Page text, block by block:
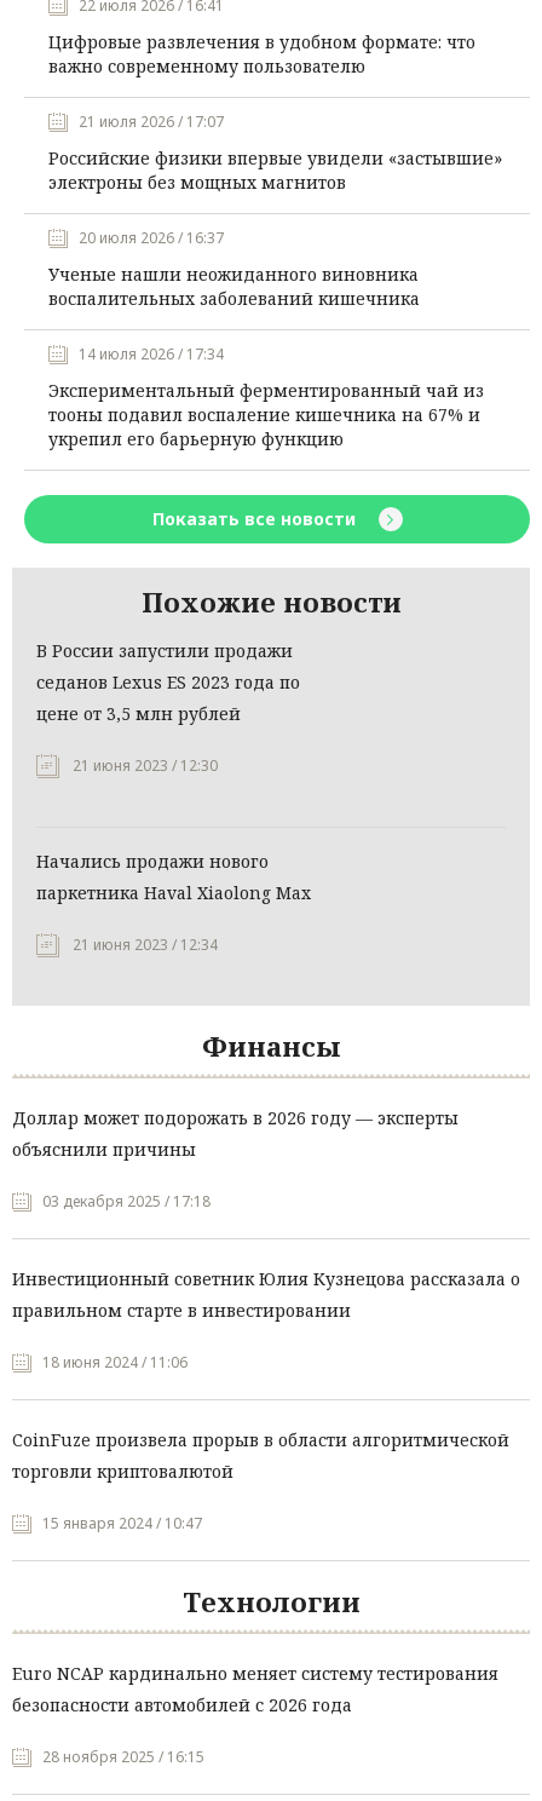
22 июля 2026 / 16:41
Цифровые развлечения в удобном формате: что
важно современному пользователю
21 июля 2026 / 17:07
Российские физики впервые увидели «застывшие»
электроны без мощных магнитов
20 июля 2026 / 16:37
Ученые нашли неожиданного виновника
воспалительных заболеваний кишечника
14 июля 2026 / 17:34
Экспериментальный ферментированный чай из
тооны подавил воспаление кишечника на 67% и
укрепил его барьерную функцию
Показать все новости
Похожие новости
В России запустили продажи
седанов Lexus ES 2023 года по
цене от 3,5 млн рублей
21 июня 2023 / 12:30
Начались продажи нового
паркетника Haval Xiaolong Max
21 июня 2023 / 12:34
Финансы
Доллар может подорожать в 2026 году — эксперты
объяснили причины
03 декабря 2025 / 17:18
Инвестиционный советник Юлия Кузнецова рассказала о
правильном старте в инвестировании
18 июня 2024 / 11:06
CoinFuze произвела прорыв в области алгоритмической
торговли криптовалютой
15 января 2024 / 10:47
Технологии
Euro NCAP кардинально меняет систему тестирования
безопасности автомобилей с 2026 года
28 ноября 2025 / 16:15